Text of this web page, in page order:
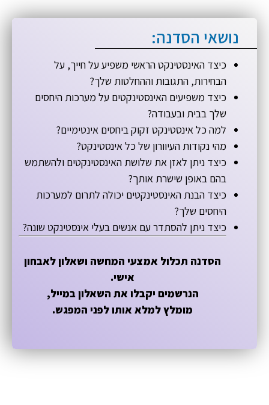
נושאי הסדנה:
כיצד האינסטינקט הראשי משפיע על חייך, על
הבחירות, התגובות וההחלטות שלך?
כיצד משפיעים האינסטינקטים על מערכות היחסים
שלך בבית ובעבודה?
למה כל אינסטינקט זקוק ביחסים אינטימיים?
מהי נקודות העיוורון של כל אינסטינקט?
כיצד ניתן לאזן את שלושת האינסטינקטים ולהשתמש
בהם באופן שישרת אותך?
כיצד הבנת האינסטינקטים יכולה לתרום למערכות
היחסים שלך?
כיצד ניתן להסתדר עם אנשים בעלי אינסטינקט שונה?
הסדנה תכלול אמצעי המחשה ושאלון לאבחון
אישי.
הנרשמים יקבלו את השאלון במייל,
מומלץ למלא אותו לפני המפגש.